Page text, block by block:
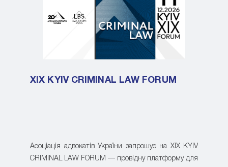
XIX KYIV CRIMINAL LAW FORUM
Асоціація адвокатів України запрошує на XIX KYIV
CRIMINAL LAW FORUM — провідну платформу для